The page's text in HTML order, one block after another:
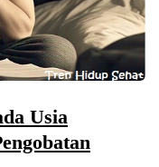
Usia